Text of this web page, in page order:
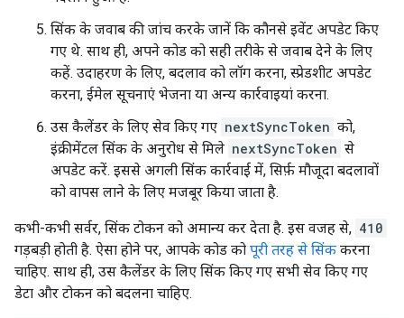
सिंक के जवाब की जांच करके जानें कि कौनसे इवेंट अपडेट किए
गए थे. साथ ही, अपने कोड को सही तरीके से जवाब देने के लिए
कहें. उदाहरण के लिए, बदलाव को लॉग करना, स्प्रेडशीट अपडेट
करना, ईमेल सूचनाएं भेजना या अन्य कार्रवाइयां करना.
उस कैलेंडर के लिए सेव किए गए nextSyncToken को,
इंक्रीमेंटल सिंक के अनुरोध से मिले nextSyncToken से
अपडेट करें. इससे अगली सिंक कार्रवाई में, सिर्फ़ मौजूदा बदलावों
को वापस लाने के लिए मजबूर किया जाता है.
कभी-कभी सर्वर, सिंक टोकन को अमान्य कर देता है. इस वजह से, 410
गड़बड़ी होती है. ऐसा होने पर, आपके कोड को पूरी तरह से सिंक करना
चाहिए. साथ ही, उस कैलेंडर के लिए सिंक किए गए सभी सेव किए गए
डेटा और टोकन को बदलना चाहिए.